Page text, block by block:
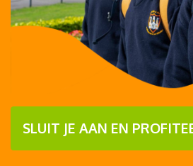
SLUIT JE AAN EN